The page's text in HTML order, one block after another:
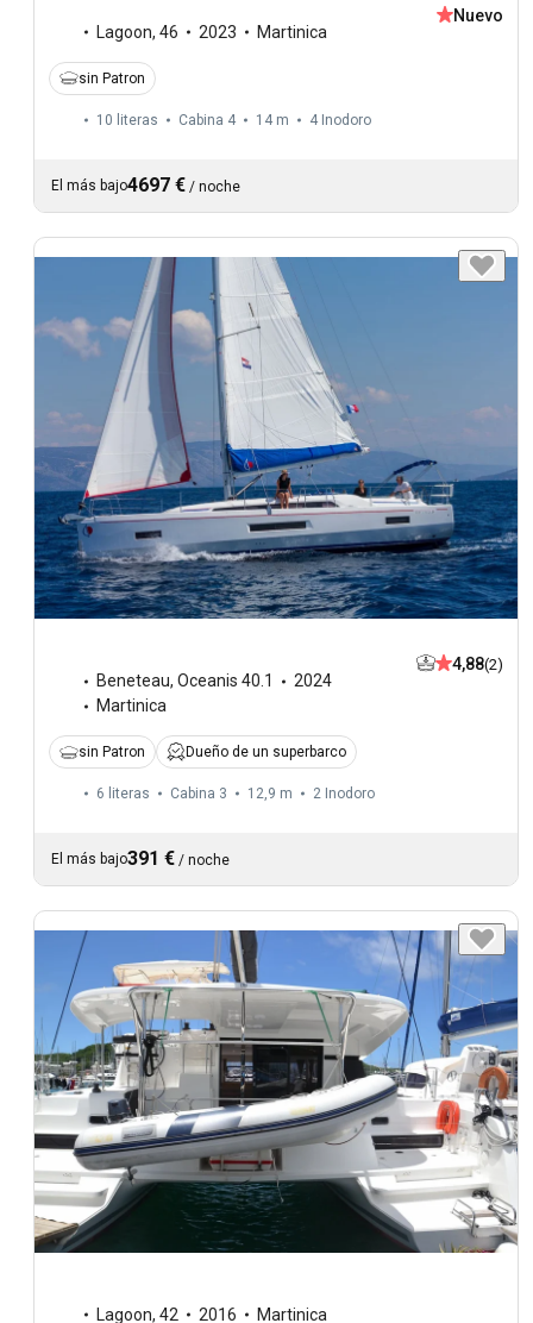
Lagoon, 46 2023 Martinica
Nuevo
sin Patron
10 literas Cabina 4 14 m 4 Inodoro
El más bajo4697 € / noche
Beneteau, Oceanis 40.1
2024
Martinica
4,88(2)
sin Patron Dueño de un superbarco
6 literas Cabina 3 12,9 m 2 Inodoro
El más bajo391 € / noche
Lagoon, 42 2016 Martinica